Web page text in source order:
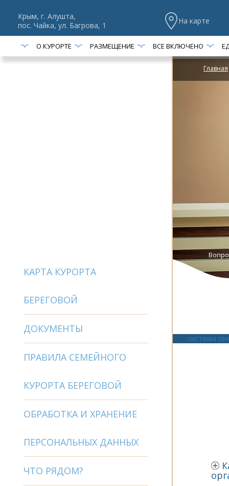
Крым, г. Алушта,
пос. Чайка, ул. Багрова, 1
На карте
О КУРОРТЕ РАЗМЕЩЕНИЕ ВСЕ ВКЛЮЧЕНО
КАРТА КУРОРТА
БЕРЕГОВОЙ
ДОКУМЕНТЫ
ПРАВИЛА СЕМЕЙНОГО
КУРОРТА БЕРЕГОВОЙ
ОБРАБОТКА И ХРАНЕНИЕ
ПЕРСОНАЛЬНЫХ ДАННЫХ
ЧТО РЯДОМ?
Главная
система